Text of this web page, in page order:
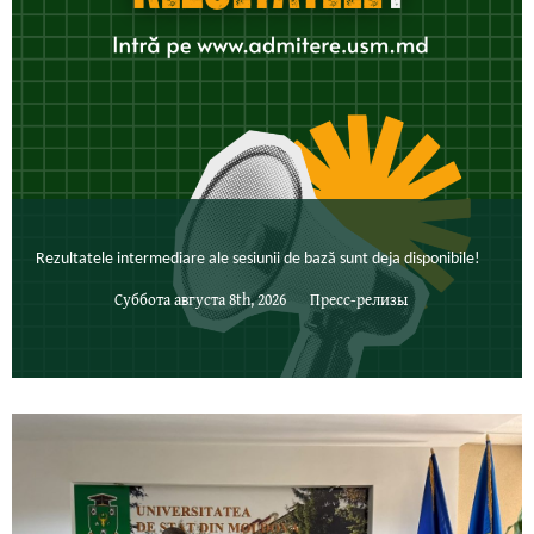
Rezultatele intermediare ale sesiunii de bază sunt deja disponibile!
Суббота августа 8th, 2026 Пресс-релизы